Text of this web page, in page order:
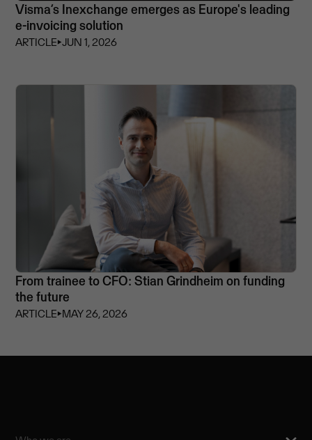
Visma’s Inexchange emerges as Europe's leading
e-invoicing solution
ARTICLE⏵JUN 1, 2026
From trainee to CFO: Stian Grindheim on funding
the future
ARTICLE⏵MAY 26, 2026